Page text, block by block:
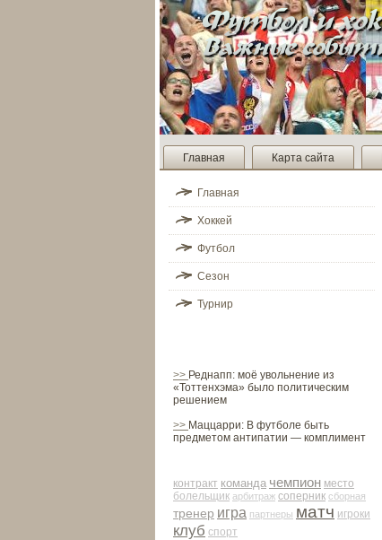
Главная Карта сайта
Главная
Хоккей
Футбол
Сезон
Турнир
>> Реднапп: моё увольнение из
«Тоттенхэма» было политическим
решением
>> Маццарри: В футболе быть
предметом антипатии — комплимент
контракт команда чемпион место
болельщик арби­траж соперник сборная
тренер игра партнеры матч игроки
клуб спорт